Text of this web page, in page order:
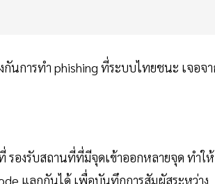
กันการทำ phishing ที่ระบบไทยชนะ เจอจ
รองรับสถานที่ที่มีจุดเข้าออกหลายจุด ทำให้
แลกกันได้ เพื่อบันทึกการสัมผัสระหว่าง